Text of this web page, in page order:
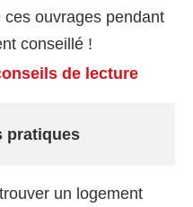
ouvrages pendant
conseillé !
de lecture
pratiques
un logement